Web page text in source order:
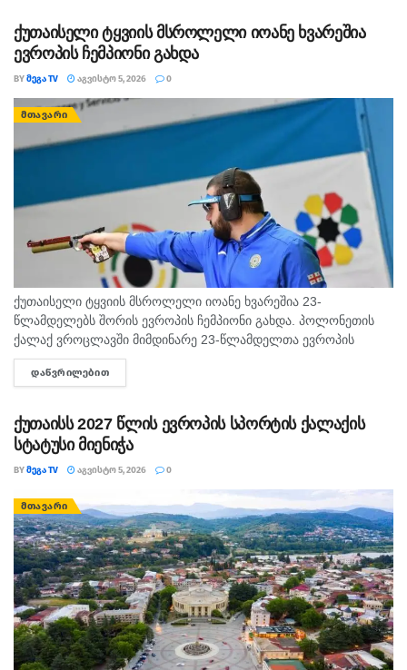
ქუთაისელი ტყვიის მსროლელი იოანე ხვარეშია
ევროპის ჩემპიონი გახდა
BYᲛᲔᲒᲐ TV ᲐᲒᲕᲘᲡᲢᲝ 5, 2026 0
ᲛᲗᲐᲕᲐᲠᲘ
ქუთაისელი ტყვიის მსროლელი იოანე ხვარეშია 23-
წლამდელებს შორის ევროპის ჩემპიონი გახდა. პოლონეთის
ქალაქ ვროცლავში მიმდინარე 23-წლამდელთა ევროპის
ჩემპიონატზე ქუთაისელმა ტყვიის მსროლელმა იოანე
ხვარეშიამ ბრწყინვალედ იასპარეზა და ოქროს მედალი
ᲓᲐᲬᲕᲠᲘᲚᲔᲑᲘᲗ
ქუთაისს 2027 წლის ევროპის სპორტის ქალაქის
სტატუსი მიენიჭა
BYᲛᲔᲒᲐ TV ᲐᲒᲕᲘᲡᲢᲝ 5, 2026 0
ᲛᲗᲐᲕᲐᲠᲘ